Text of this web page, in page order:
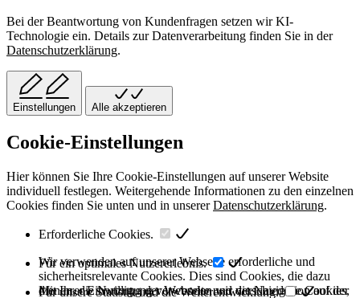
Bei der Beantwortung von Kundenfragen setzen wir KI-
Technologie ein. Details zur Datenverarbeitung finden Sie in der
Datenschutzerklärung.
Einstellungen Alle akzeptieren
Cookie-Einstellungen
Hier können Sie Ihre Cookie-Einstellungen auf unserer Website
individuell festlegen. Weitergehende Informationen zu den einzelnen
Cookies finden Sie unten und in unsererDatenschutzerklärung.
Erforderliche Cookies.
Wir verwenden auf unserer Webseite erforderliche und
sicherheitsrelevante Cookies. Dies sind Cookies, die dazu
dienen, die Nutzung der Webseite und die Navigation auf der
Für ein optimales Nutzererlebnis.
Mit Ihrer Einwilligung verwenden wir verschiedene Cookies,
Für unsere Statistik und die Weiterentwicklung.